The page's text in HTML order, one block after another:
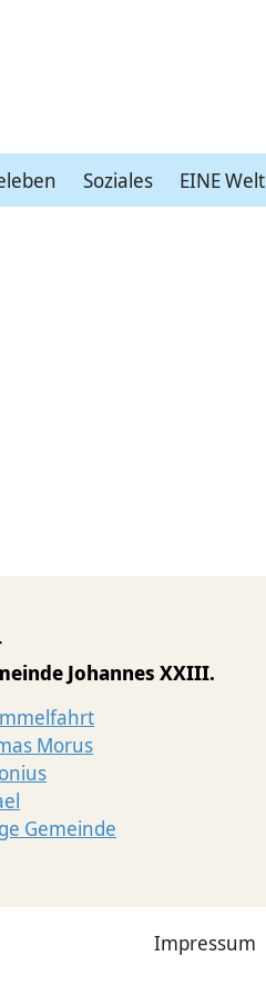
Soziales EINE Welt
Johannes XXIII.
Morus
Gemeinde
Impressum